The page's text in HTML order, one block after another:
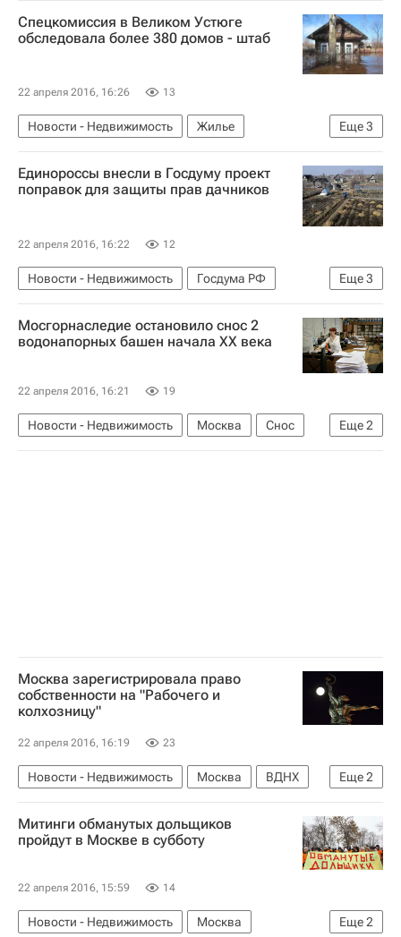
Спецкомиссия в Великом Устюге
обследовала более 380 домов - штаб
22 апреля 2016, 16:26 13
Еще3
Новости - Недвижимость
Жилье
Вологодская область
Наводнение Россия
Единороссы внесли в Госдуму проект
поправок для защиты прав дачников
22 апреля 2016, 16:22 12
Еще3
Новости - Недвижимость
Госдума РФ
Загородная недвижимость
Законодательство
Россия
Мосгорнаследие остановило снос 2
водонапорных башен начала XX века
22 апреля 2016, 16:21 19
Еще2
Новости - Недвижимость Москва
Снос
Мосгорнаследие
Россия
Москва зарегистрировала право
собственности на "Рабочего и
колхозницу"
22 апреля 2016, 16:19 23
Еще2
Новости - Недвижимость Москва
ВДНХ
Памятники
Россия
Митинги обманутых дольщиков
пройдут в Москве в субботу
22 апреля 2016, 15:59 14
Еще2
Новости - Недвижимость
Москва